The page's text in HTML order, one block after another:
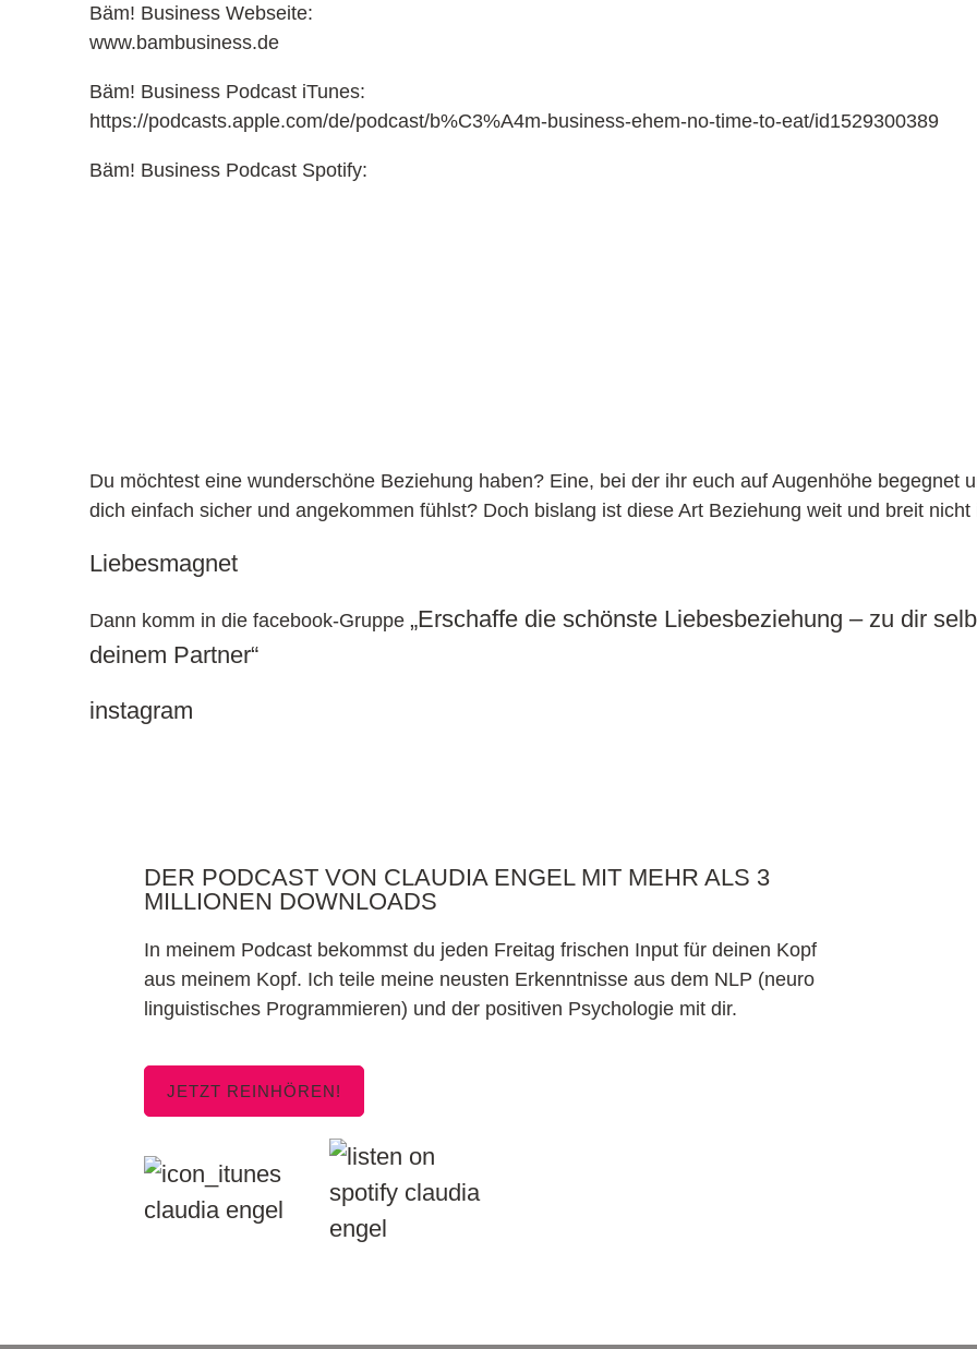
Bäm! Business Webseite:
www.bambusiness.de
Bäm! Business Podcast iTunes:
https://podcasts.apple.com/de/podcast/b%C3%A4m-business-ehem-no-time-to-eat/id1529300389
Bäm! Business Podcast Spotify:
Du möchtest eine wunderschöne Beziehung haben? Eine, bei der ihr euch auf Augenhöhe begegnet
dich einfach sicher und angekommen fühlst? Doch bislang ist diese Art Beziehung weit und breit nicht
Liebesmagnet
Dann komm in die facebook-Gruppe „Erschaffe die schönste Liebesbeziehung – zu dir
deinem Partner“
instagram
DER PODCAST VON CLAUDIA ENGEL MIT MEHR ALS 3
MILLIONEN DOWNLOADS
In meinem Podcast bekommst du jeden Freitag frischen Input für deinen Kopf
aus meinem Kopf. Ich teile meine neusten Erkenntnisse aus dem NLP (neuro
linguistisches Programmieren) und der positiven Psychologie mit dir.
JETZT REINHÖREN!